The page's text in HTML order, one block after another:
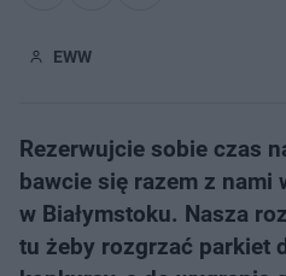
EWW
Rezerwujcie sobie czas
bawcie się razem z nami
w Białymstoku. Nasza
tu żeby rozgrzać parkiet